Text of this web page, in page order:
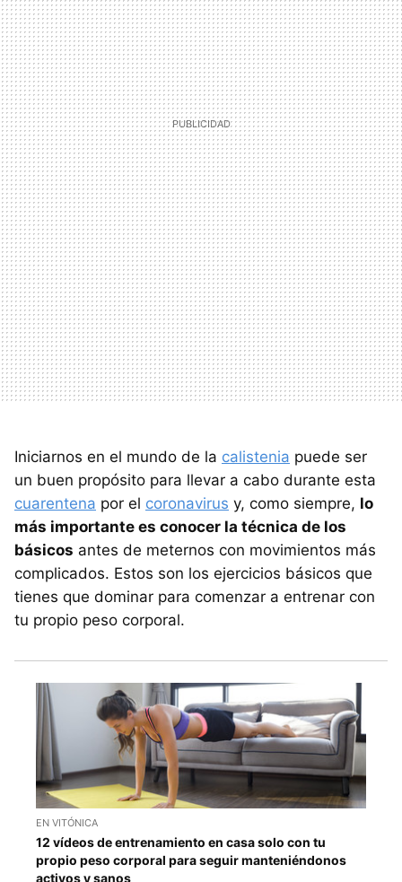
Iniciarnos en el mundo de la calistenia puede ser
un buen propósito para llevar a cabo durante esta
cuarentena por el coronavirus y, como siempre, lo
más importante es conocer la técnica de los
básicos antes de meternos con movimientos más
complicados. Estos son los ejercicios básicos que
tienes que dominar para comenzar a entrenar con
tu propio peso corporal.
EN VITÓNICA
12 vídeos de entrenamiento en casa solo con tu
propio peso corporal para seguir manteniéndonos
activos y sanos